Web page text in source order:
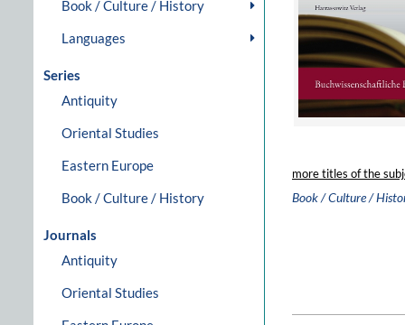
Book / Culture / History
Languages
Series
Antiquity
Oriental Studies
Eastern Europe
Book / Culture / History
Journals
Antiquity
Oriental Studies
more titles of the
Book / Culture /